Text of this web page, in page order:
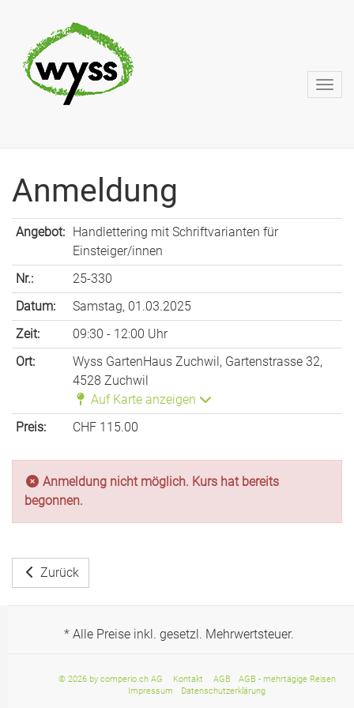
Anmeldung
Angebot: Handlettering mit Schriftvarianten für
Einsteiger/innen
Nr.:
25-330
Datum:
Samstag, 01.03.2025
Zeit:
09:30 - 12:00 Uhr
Ort:
Wyss GartenHaus Zuchwil, Gartenstrasse 32,
4528 Zuchwil
Auf Karte anzeigen
Preis:
CHF 115.00
Anmeldung nicht möglich. Kurs hat bereits
begonnen.
Zurück
* Alle Preise inkl. gesetzl. Mehrwertsteuer.
© 2026 by comperio.ch AG Kontakt AGB
AGB - mehrtägige Reisen
Impressum
Datenschutzerklärung